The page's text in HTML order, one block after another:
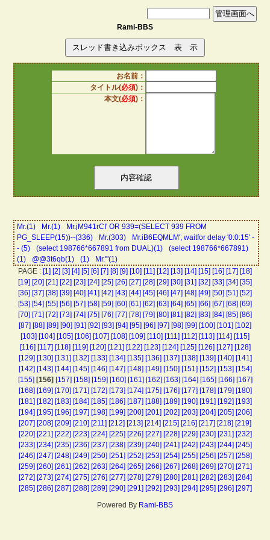
Rami-BBS
お名前：
タイトル(必須)：
本文(必須)：
Mr.(1) Mr.(1)
Mr.jM941rCI' OR 939=(SELECT 939 FROM
PG_SLEEP(15))--(336)
Mr.(303)
Mr.iB6EQMLM'; waitfor delay '0:0:15' -
- (5)
(select 198766*667891 from DUAL)(1)
(select 198766*667891)
(1)
@@3t6qb(1) (1)
Mr.'"(1)
PAGE : [1] [2] [3] [4] [5] [6] [7] [8] [9] [10] [11] [12] [13] [14] [15] [16] [17] [18]
[19] [20] [21] [22] [23] [24] [25] [26] [27] [28] [29] [30] [31] [32] [33] [34] [35]
[36] [37] [38] [39] [40] [41] [42] [43] [44] [45] [46] [47] [48] [49] [50] [51] [52]
[53] [54] [55] [56] [57] [58] [59] [60] [61] [62] [63] [64] [65] [66] [67] [68] [69]
[70] [71] [72] [73] [74] [75] [76] [77] [78] [79] [80] [81] [82] [83] [84] [85] [86]
[87] [88] [89] [90] [91] [92] [93] [94] [95] [96] [97] [98] [99] [100] [101] [102]
[103] [104] [105] [106] [107] [108] [109] [110] [111] [112] [113] [114] [115]
[116] [117] [118] [119] [120] [121] [122] [123] [124] [125] [126] [127] [128]
[129] [130] [131] [132] [133] [134] [135] [136] [137] [138] [139] [140] [141]
[142] [143] [144] [145] [146] [147] [148] [149] [150] [151] [152] [153] [154]
[155] [156] [157] [158] [159] [160] [161] [162] [163] [164] [165] [166] [167]
[168] [169] [170] [171] [172] [173] [174] [175] [176] [177] [178] [179] [180]
[181] [182] [183] [184] [185] [186] [187] [188] [189] [190] [191] [192] [193]
[194] [195] [196] [197] [198] [199] [200] [201] [202] [203] [204] [205] [206]
[207] [208] [209] [210] [211] [212] [213] [214] [215] [216] [217] [218] [219]
[220] [221] [222] [223] [224] [225] [226] [227] [228] [229] [230] [231] [232]
[233] [234] [235] [236] [237] [238] [239] [240] [241] [242] [243] [244] [245]
[246] [247] [248] [249] [250] [251] [252] [253] [254] [255] [256] [257] [258]
[259] [260] [261] [262] [263] [264] [265] [266] [267] [268] [269] [270] [271]
[272] [273] [274] [275] [276] [277] [278] [279] [280] [281] [282] [283] [284]
[285] [286] [287] [288] [289] [290] [291] [292] [293] [294] [295] [296] [297]
Powered By Rami-BBS